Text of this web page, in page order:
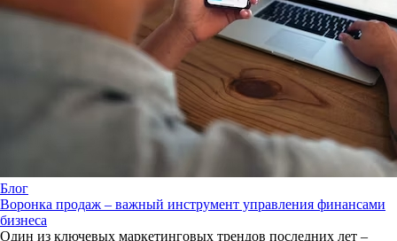
Блог
Воронка продаж – важный инструмент управления финансами
бизнеса
Один из ключевых маркетинговых трендов последних лет –